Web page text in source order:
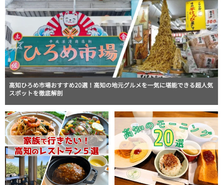
高知ひろめ市場おすすめ20選！高知の地元グルメを一気に堪能できる超人気
スポットを徹底解剖